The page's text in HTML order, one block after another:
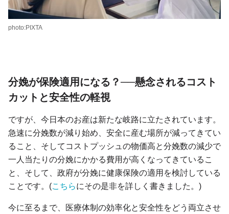
photo:PIXTA
分娩が保険適用になる？──懸念されるコスト
カットと安全性の軽視
ですが、今日本のお産は新たな岐路に立たされています。
急速に分娩数が減り始め、安全に産む場所が減ってきてい
ること、そしてコストプッシュの物価高と分娩数の減少で
一人当たりの分娩にかかる費用が高くなってきているこ
と、そして、政府が分娩に健康保険の適用を検討している
ことです。(こちらにその是非を詳しく書きました。 )
今に至るまで、医療体制の効率化と安全性をどう両立させ